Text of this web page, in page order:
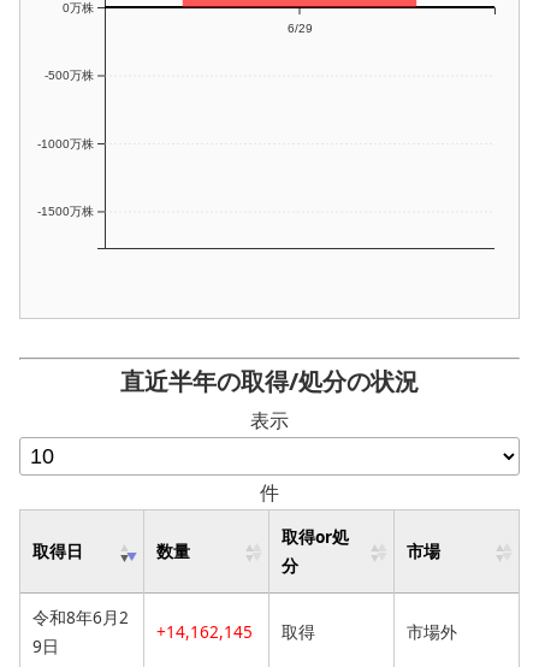
6/29
-1500万株
-1000万株
-500万株
0万株
直近半年の取得/処分の状況
表示
件
取得日 数量
取得or処
分
市場
令和8年6月2
9日
+14,162,145 取得 市場外